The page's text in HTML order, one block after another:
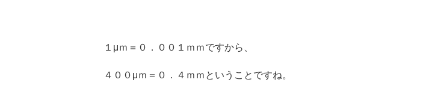
１μｍ＝０．００１ｍｍですから、
４００μｍ＝０．４ｍｍということですね。